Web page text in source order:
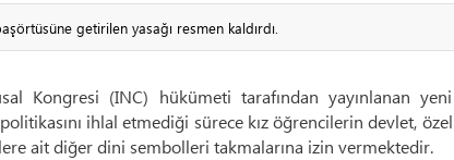
getirilen yasağı resmen kaldırdı.
Kongresi (INC) hükümeti tarafından yayınlanan yeni
ihlal etmediği sürece kız öğrencilerin devlet, özel
ait diğer dini sembolleri takmalarına izin vermektedir.